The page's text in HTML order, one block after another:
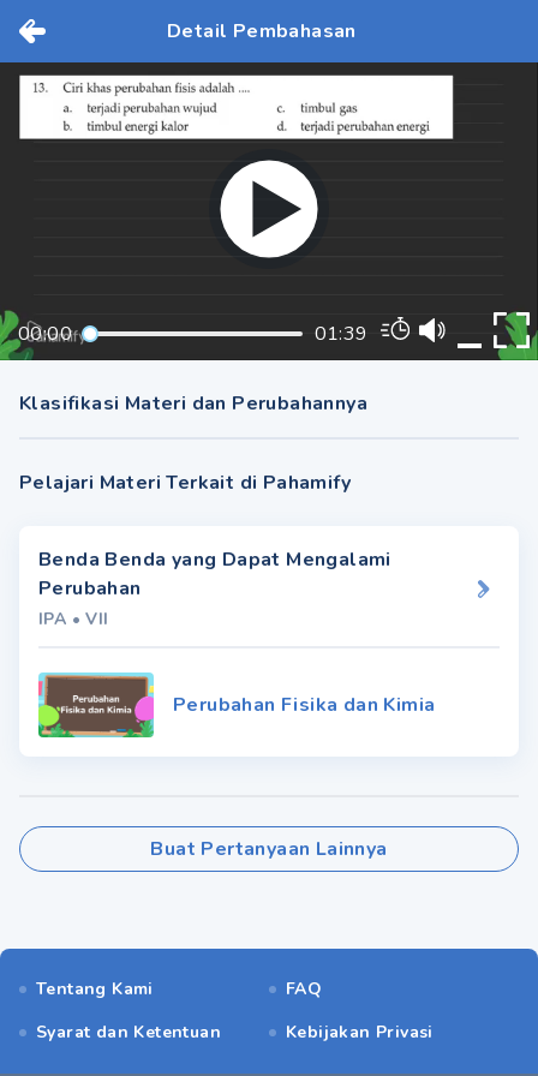
Detail Pembahasan
00:00 01:39
Klasifikasi Materi dan Perubahannya
Pelajari Materi Terkait di Pahamify
Benda Benda yang Dapat Mengalami
Perubahan
IPA •VII
Perubahan Fisika dan Kimia
Buat Pertanyaan Lainnya
Tentang Kami
FAQ
Syarat dan Ketentuan
Kebijakan Privasi